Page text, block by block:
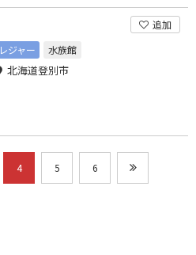
追加
レジャー
水族館
北海道登別市
4 5 6